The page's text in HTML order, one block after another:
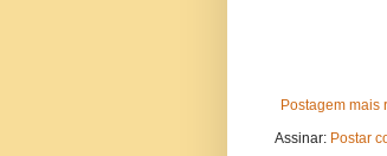
Postagem mais
Assinar: Postar